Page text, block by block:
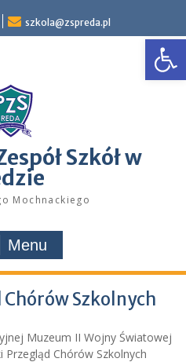
szkola@zspreda.pl
Szkół w
Mochnackiego
Menu
Szkolnych
Muzeum II Wojny Światowej
Przegląd Chórów Szkolnych